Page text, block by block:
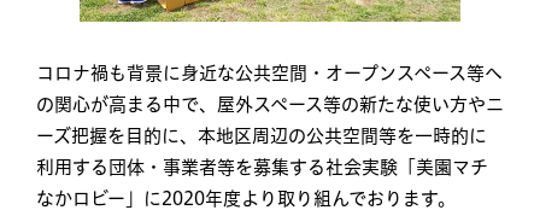
コロナ禍も背景に身近な公共空間・オープンスペース等へ
の関心が高まる中で、屋外スペース等の新たな使い方やニ
ーズ把握を目的に、本地区周辺の公共空間等を一時的に
利用する団体・事業者等を募集する社会実験「美園マチ
なかロビー」に2020年度より取り組んでおります。